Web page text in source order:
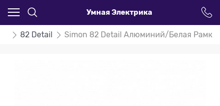
Умная Электрика
82 Detail Simon 82 Detail Алюминий/Белая Рамка